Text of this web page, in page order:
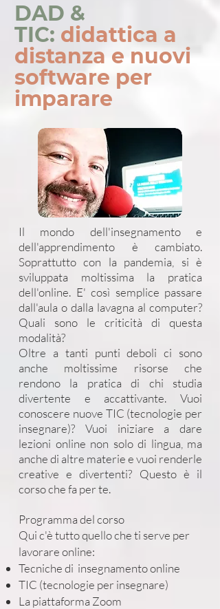
DAD &
TIC: didattica a
distanza e nuovi
software per
imparare
Il mondo dell'insegnamento e
dell'apprendimento è cambiato.
Soprattutto con la pandemia, si è
sviluppata moltissima la pratica
dell'online. E' così semplice passare
dall'aula o dalla lavagna al computer?
Quali sono le criticità di questa
modalità?
Oltre a tanti punti deboli ci sono
anche moltissime risorse che
rendono la pratica di chi studia
divertente e accattivante. Vuoi
conoscere nuove TIC (tecnologie per
insegnare)? Vuoi iniziare a dare
lezioni online non solo di lingua, ma
anche di altre materie e vuoi renderle
creative e divertenti? Questo è il
corso che fa per te.
Programma del corso
Qui c'è tutto quello che ti serve per
lavorare online:
Tecniche di insegnamento online
TIC (tecnologie per insegnare)
La piattaforma Zoom